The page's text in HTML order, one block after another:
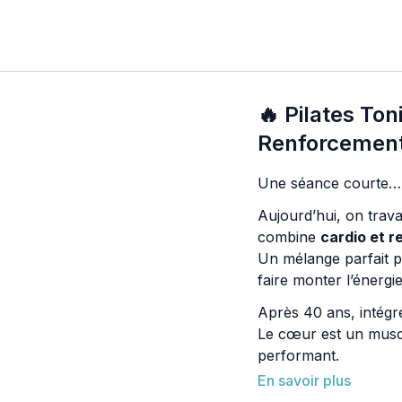
🔥 Pilates
Aujourd’hui, on
combine cardio et
Un mélange parfait
faire monter
Après 40 ans,
Le cœur est un
performant.
Le cardio améliore :
En savoir plus